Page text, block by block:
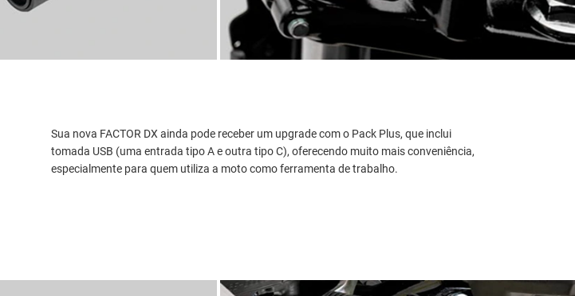
Sua nova FACTOR DX ainda pode receber um upgrade com o Pack Plus, que inclui
tomada USB (uma entrada tipo A e outra tipo C), oferecendo muito mais conveniência,
especialmente para quem utiliza a moto como ferramenta de trabalho.